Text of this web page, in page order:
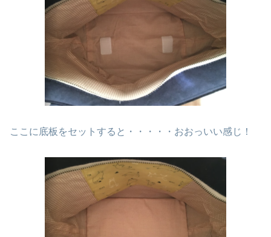
ここに底板をセットすると・・・・・おおっいい感じ！